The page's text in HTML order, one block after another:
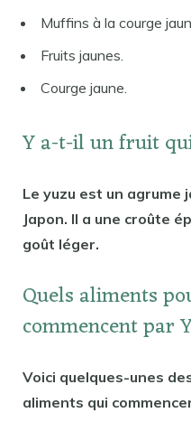
Muffins à la courge
Fruits jaunes.
Courge jaune.
Y a-t-il un fruit
Le yuzu est un
Japon. Il a une croûte
goût léger.
Quels aliments
commencent par
Voici quelques-unes
aliments qui